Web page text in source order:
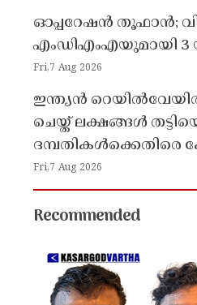
ഓപ്പറേഷൻ തൂഫാൻ;
എംഡിഎംഎയുമായി 3
Fri,7 Aug 2026
ഇന്ത്യൻ
ചെയ്ത് ലക്ഷങ്ങൾ
Fri,7 Aug 2026
Recommended